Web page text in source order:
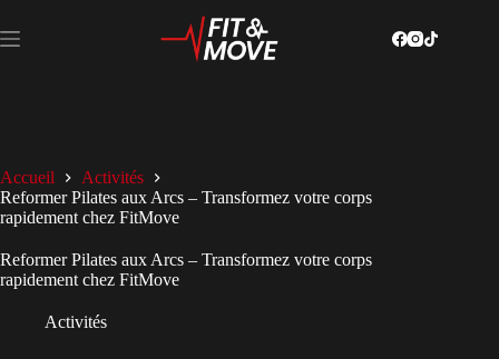
Accueil
Activités
Reformer Pilates aux Arcs – Transformez votre corps
rapidement chez FitMove
Reformer Pilates aux Arcs – Transformez votre corps
rapidement chez FitMove
Activités